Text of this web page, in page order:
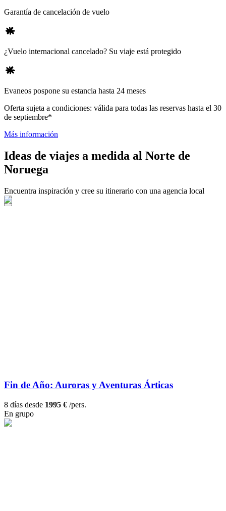
Garantía de cancelación de vuelo
¿Vuelo internacional cancelado? Su viaje está protegido
Evaneos pospone su estancia hasta 24 meses
Oferta sujeta a condiciones: válida para todas las reservas hasta el 30
de septiembre*
Más información
Ideas de viajes a medida al Norte de
Noruega
Encuentra inspiración y cree su itinerario con una agencia local
Fin de Año: Auroras y Aventuras Árticas
8 días desde 1995 € /pers.
En grupo